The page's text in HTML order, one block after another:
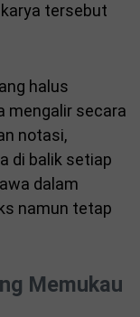
tersebut
halus
mengalir secara
notasi,
di balik setiap
dalam
namun tetap
Memukau